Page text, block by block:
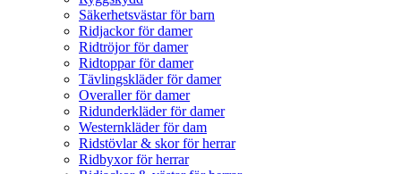
Säkerhetsvästar för barn
Ridjackor för damer
Ridtröjor för damer
Ridtoppar för damer
Tävlingskläder för damer
Overaller för damer
Ridunderkläder för damer
Westernkläder för dam
Ridstövlar & skor för herrar
Ridbyxor för herrar